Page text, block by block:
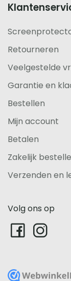
Retourneren
Veelgestelde
Garantie en
Bestellen
Mijn account
Betalen
Zakelijk
Verzenden en
Volg ons op